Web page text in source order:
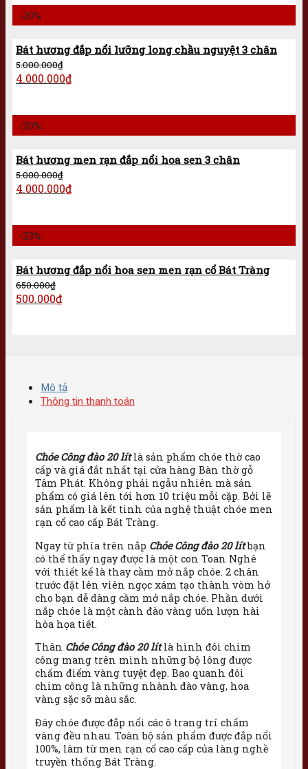
-20%
Bát hương đắp nổi lưỡng long chầu nguyệt 3 chân
5.000.000₫
4.000.000₫
-20%
Bát hương men rạn đắp nổi hoa sen 3 chân
5.000.000₫
4.000.000₫
-23%
Bát hương đắp nổi hoa sen men rạn cổ Bát Tràng
650.000₫
500.000₫
Mô tả
Thông tin thanh toán
Chóe Công đào 20 lítlà sản phẩm chóe thờ cao
cấp và giá đắt nhất tại cửa hàng Bàn thờ gỗ
Tâm Phát. Không phải ngẫu nhiên mà sản
phẩm có giá lên tới hơn 10 triệu mỗi cặp. Bởi lẽ
sản phẩm là kết tinh của nghệ thuật chóe men
rạn cổ cao cấp Bát Tràng.
Ngay từ phía trên nắp Chóe Công đào 20 lítbạn
có thể thấy ngay được là một con Toan Nghê
với thiết kế là thay cầm mở nắp chóe. 2 chân
trước đặt lên viên ngọc xám tạo thành vòm hở
cho bạn dễ dàng cầm mở nắp chóe. Phần dưới
nắp chóe là một cành đào vàng uốn lượn hài
hòa họa tiết.
Thân Chóe Công đào 20 lítlà hình đôi chim
công mang trên mình những bộ lông được
chấm điểm vàng tuyệt đẹp. Bao quanh đôi
chim công là những nhành đào vàng, hoa
vàng sặc sỡ màu sắc.
Đáy chóe được đắp nổi các ô trang trí chấm
vàng đều nhau. Toàn bộ sản phẩm được đắp nổi
100%, làm từ men rạn cổ cao cấp của làng nghề
truyền thống Bát Tràng.